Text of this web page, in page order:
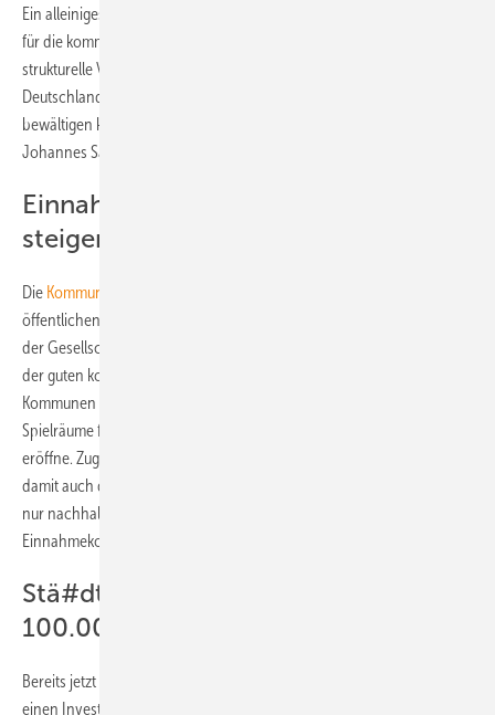
Ein alleiniges Mittel zur Sicherstellung hoher öffentlicher Investitionen
für die kommunale Ebene insgesamt ist er aber nicht. Ohne eine
strukturelle Verbesserung der kommunalen Finanzausstattung werde
Deutschland die anstehenden Zukunftsinvestitionen darum nicht
bewältigen können, schreiben die Autoren Stephan Brand und
Johannes Salzgeber..
Einnahmen der Kommunen müssen
steigen
Die Kommunen
öffentlichen Lebens und sind auch ein zentraler Player beim Umbau
der Gesellschaft in Richtung Klimaneutralität. Zwar habe sich aufgrund
der guten konjunkturellen Lage bis die Schuldentragfähigkeit der
Kommunen im Vorkrisenzeitraum spürbar verbessert, was zusätzliche
Spielräume für den Kommunalkredit im zukünftigen Finanzierungsmix
eröffne. Zugleich erhöhten sich aber die Finanzierungsbedarfe und
damit auch der Kreditbedarf. Dieser werde für Kommunen allerdings
nur nachhaltig darstellbar sein, wenn auch die anderen
Einnahmekomponenten steigen, schreiben Brand und Salzgeber.
Stä#dte- und Gemeindebund fordert
100.000-Dächer-Sofortprogramm
Bereits jetzt verzeichnen die Städte und Gemeinden in Deutschland
einen Investitionsstau, den KfW Research auf fast 150 Milliarden Euro